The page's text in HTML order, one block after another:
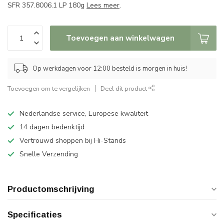
SFR 357.8006.1 LP 180g Lees meer.
Toevoegen aan winkelwagen
Op werkdagen voor 12:00 besteld is morgen in huis!
Toevoegen om te vergelijken Deel dit product
Nederlandse service, Europese kwaliteit
14 dagen bedenktijd
Vertrouwd shoppen bij Hi-Stands
Snelle Verzending
Productomschrijving
Specificaties